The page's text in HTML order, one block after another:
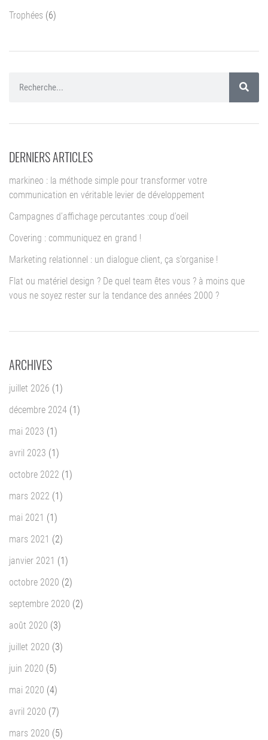
Trophées (6)
DERNIERS ARTICLES
markineo : la méthode simple pour transformer votre
communication en véritable levier de développement
Campagnes d’affichage percutantes :coup d’oeil
Covering : communiquez en grand !
Marketing relationnel : un dialogue client, ça s’organise !
Flat ou matériel design ? De quel team êtes vous ? à moins que
vous ne soyez rester sur la tendance des années 2000 ?
ARCHIVES
juillet 2026 (1)
décembre 2024 (1)
mai 2023 (1)
avril 2023 (1)
octobre 2022 (1)
mars 2022 (1)
mai 2021 (1)
mars 2021 (2)
janvier 2021 (1)
octobre 2020 (2)
septembre 2020 (2)
août 2020 (3)
juillet 2020 (3)
juin 2020 (5)
mai 2020 (4)
avril 2020 (7)
mars 2020 (5)